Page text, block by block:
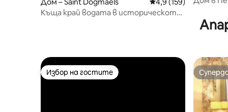
Къща край водата в историческото
Избор на гостите
Избор на гостите